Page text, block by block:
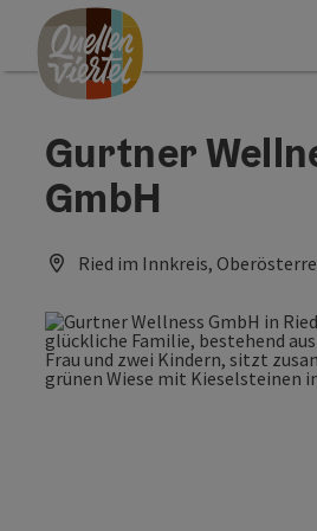
Zum Inhalt
Zur Navigation
Zum Seitenanfang
Gurtner
GmbH
Ried im Innkreis,